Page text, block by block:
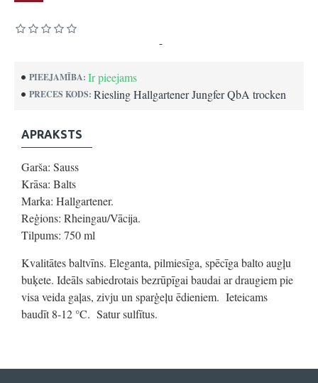
PIEEJAMĪBA: Ir pieejams
PRECES KODS: Riesling Hallgartener Jungfer QbA trocken
-
APRAKSTS
Garša: Sauss
Krāsa: Balts
Marka: Hallgartener.
Reģions: Rheingau/Vācija.
Tilpums: 750 ml
Kvalitātes baltvīns. Eleganta, pilmiesīga, spēcīga balto augļu
buķete. Ideāls sabiedrotais bezrūpīgai baudai ar draugiem pie
visa veida gaļas, zivju un sparģeļu ēdieniem. Ieteicams
baudīt 8-12 °C. Satur sulfītus.